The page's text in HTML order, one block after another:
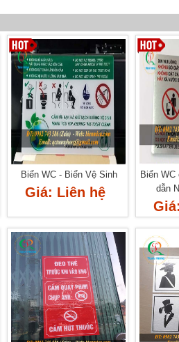
Biển WC - Biển Vệ Sinh
Giá: Liên hệ
Biển
dẫn